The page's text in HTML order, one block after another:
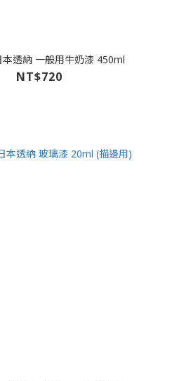
本透納 一般用牛奶漆 450ml
NT$720